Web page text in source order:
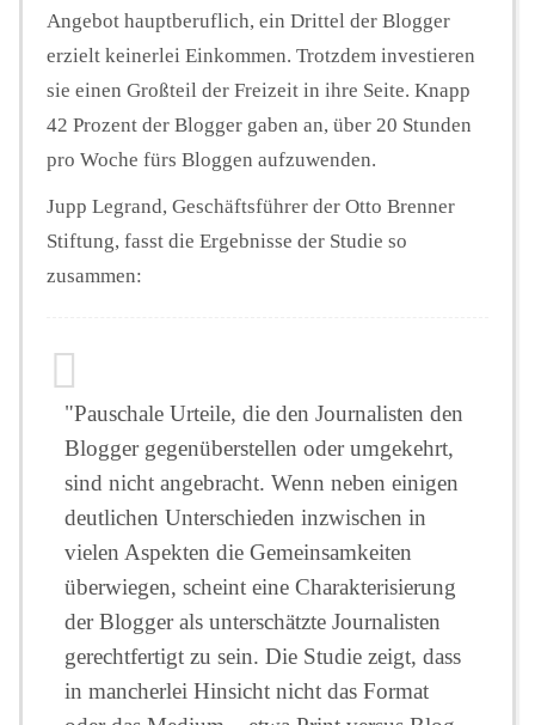
Angebot hauptberuflich, ein Drittel der Blogger
erzielt keinerlei Einkommen. Trotzdem investieren
sie einen Großteil der Freizeit in ihre Seite. Knapp
42 Prozent der Blogger gaben an, über 20 Stunden
pro Woche fürs Bloggen aufzuwenden.
Jupp Legrand, Geschäftsführer der Otto Brenner
Stiftung, fasst die Ergebnisse der Studie so
zusammen:
"Pauschale Urteile, die den Journalisten den
Blogger gegenüberstellen oder umgekehrt,
sind nicht angebracht. Wenn neben einigen
deutlichen Unterschieden inzwischen in
vielen Aspekten die Gemeinsamkeiten
überwiegen, scheint eine Charakterisierung
der Blogger als unterschätzte Journalisten
gerechtfertigt zu sein. Die Studie zeigt, dass
in mancherlei Hinsicht nicht das Format